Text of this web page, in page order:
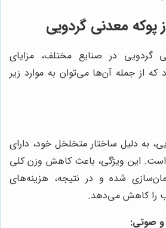
پوکه معدنی گردویی
گردویی در صنایع مختلف، مزایای
که از جمله آن‌ها می‌توان به موارد زیر
به دلیل ساختار متخلخل خود، دارای
این ویژگی، باعث کاهش وزن کلی
شده و در نتیجه، هزینه‌های
را کاهش می‌دهد.
و صوتی: